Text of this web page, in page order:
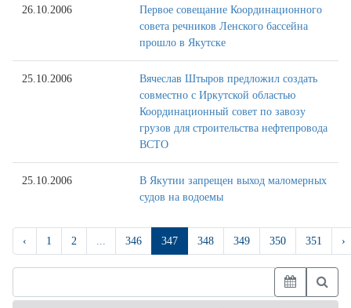
26.10.2006
Первое совещание Координационного
совета речников Ленского бассейна
прошло в Якутске
25.10.2006
Вячеслав Штыров предложил создать
совместно с Иркутской областью
Координационный совет по завозу
грузов для строительства нефтепровода
ВСТО
25.10.2006
В Якутии запрещен выход маломерных
судов на водоемы
‹ 1 2 ... 346 347 348 349 350 351 ›